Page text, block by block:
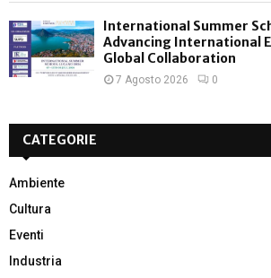
International Summer
Advancing International
Global Collaboration
7 Agosto 2026 0
CATEGORIE
Ambiente
Cultura
Eventi
Industria